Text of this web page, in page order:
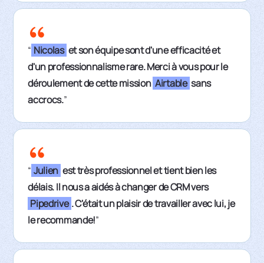
“ Nicolas et son équipe sont d'une efficacité et
d'un professionnalisme rare. Merci à vous pour le
déroulement de cette mission Airtable sans
accrocs.”
“ Julien est très professionnel et tient bien les
délais. Il nous a aidés à changer de CRM vers
Pipedrive . C'était un plaisir de travailler avec lui, je
le recommande!”